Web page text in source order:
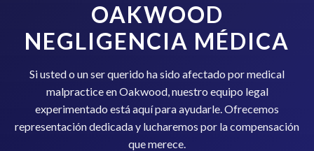
OAKWOOD
NEGLIGENCIA MÉDICA
Si usted o un ser querido ha sido afectado por medical
malpractice en Oakwood, nuestro equipo legal
experimentado está aquí para ayudarle. Ofrecemos
representación dedicada y lucharemos por la compensación
que merece.